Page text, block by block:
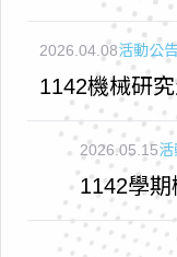
2026.04.08活動公
1142機械研
2026.05.15
1142學